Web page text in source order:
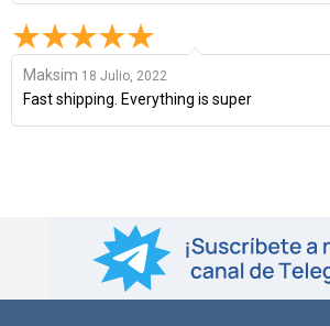
Maksim 18 Julio, 2022
Fast shipping. Everything is super